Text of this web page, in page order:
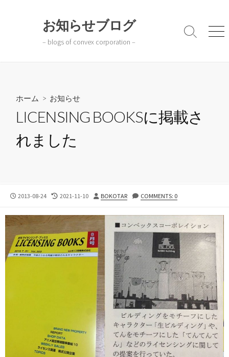
お知らせブログ
– blogs of convex corporation –
検
メ
ホーム > お知らせ
LICENSING BOOKSに掲載さ
れました
公
日
2013-08-24
最
更
日
2021-11-10
投
者
BOKOTAR COMMENTS: 0